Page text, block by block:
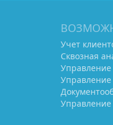
Учет
Сквозная
Управление